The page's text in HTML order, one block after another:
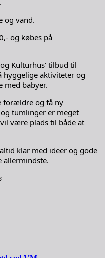
og vand.
og købes på
Kulturhus’ tilbud til
hyggelige aktiviteter og
med babyer.
forældre og få ny
tumlinger er meget
være plads til både at
klar med ideer og gode
allermindste.